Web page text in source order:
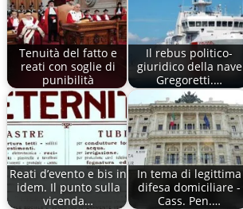
Tenuità del fatto e
reati con soglie di
punibilità
Il rebus politico-
giuridico della nave
Gregoretti.…
Reati d’evento e bis in
idem. Il punto sulla
vicenda…
In tema di legittima
difesa domiciliare -
Cass. Pen.…